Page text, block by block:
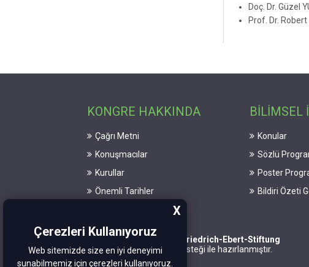
Çerezleri Kullanıyoruz
Web sitemizde size en iyi deneyimi
sunabilmemiz için çerezleri kullanıyoruz.
X
Doç. Dr. Güzel
Prof. Dr.
KONGRE HAKKINDA
Çağrı Metni
Konuşmacılar
Kurullar
Önemli Tarihler
BİLİMSEL
Konular
Sözlü
Poster
Bildiri Özeti
Friedrich-Ebert-Stiftung
(FES)
desteği ile hazırlanmıştır.